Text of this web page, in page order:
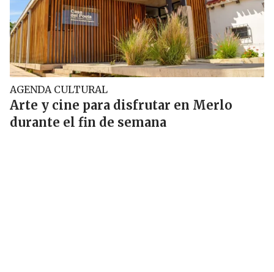
AGENDA CULTURAL
Arte y cine para disfrutar en Merlo
durante el fin de semana